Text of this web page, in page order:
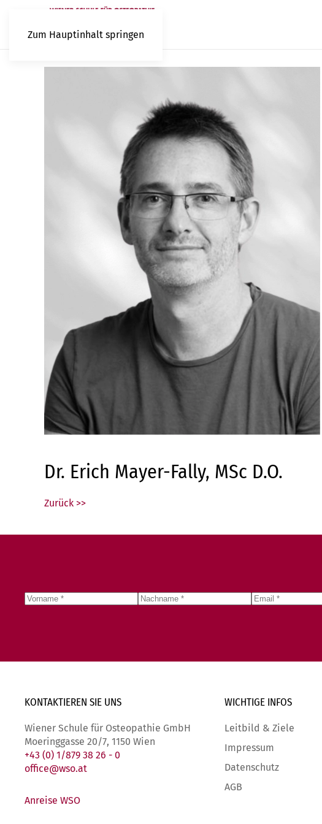
Zum Hauptinhalt springen
Dr. Erich Mayer-Fally, MSc D.O.
Zurück >>
KONTAKTIEREN SIE UNS
Wiener Schule für Osteopathie GmbH
Moeringgasse 20/7, 1150 Wien
+43 (0) 1/879 38 26 - 0
office@wso.at
Anreise WSO
WICHTIGE INFOS
Leitbild & Ziele
Impressum
Datenschutz
AGB